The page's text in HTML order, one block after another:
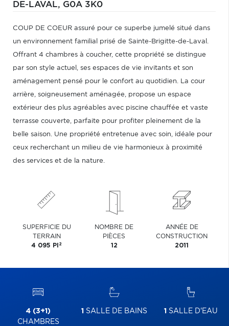
DE-LAVAL, G0A 3K0
COUP DE COEUR assuré pour ce superbe jumelé situé dans
un environnement familial prisé de Sainte-Brigitte-de-Laval.
Offrant 4 chambres à coucher, cette propriété se distingue
par son style actuel, ses espaces de vie invitants et son
aménagement pensé pour le confort au quotidien. La cour
arrière, soigneusement aménagée, propose un espace
extérieur des plus agréables avec piscine chauffée et vaste
terrasse couverte, parfaite pour profiter pleinement de la
belle saison. Une propriété entretenue avec soin, idéale pour
ceux recherchant un milieu de vie harmonieux à proximité
des services et de la nature.
SUPERFICIE DU
TERRAIN
4 095 PI 2
NOMBRE DE
PIÈCES
12
ANNÉE DE
CONSTRUCTION
2011
4 (3+1)
CHAMBRES
1 SALLE DE BAINS 1 SALLE D'EAU